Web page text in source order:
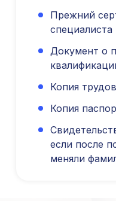
Прежний
специалиста
Документ о
Копия
Копия
если после
меняли
Профессиональная
Аккредитация
Подготовка документов
Прохождение тестов по
Сопровождение первичной
специализированной аккредитации